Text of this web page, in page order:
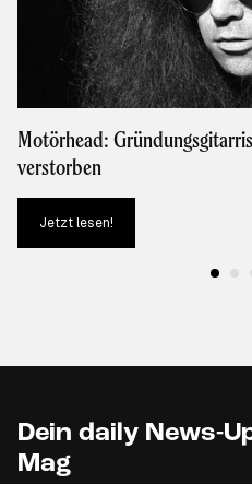
Motörhead:
verstorben
Jetzt lesen!
Dein daily News-
Mag